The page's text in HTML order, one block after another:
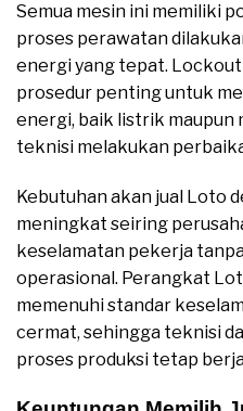
Semua mesin ini memiliki
proses perawatan
energi yang tepat.
prosedur penting untuk
energi, baik listrik maupun
teknisi melakukan
Kebutuhan akan jual Loto
meningkat seiring
keselamatan pekerja
operasional. Perangkat
memenuhi standar
cermat, sehingga teknisi
proses produksi tetap